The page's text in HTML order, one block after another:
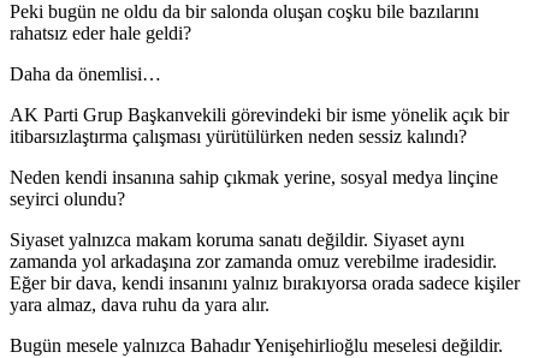
Peki bugün ne oldu da bir salonda oluşan coşku bile bazılarını
rahatsız eder hale geldi?
Daha da önemlisi…
AK Parti Grup Başkanvekili görevindeki bir isme yönelik açık bir
itibarsızlaştırma çalışması yürütülürken neden sessiz kalındı?
Neden kendi insanına sahip çıkmak yerine, sosyal medya linçine
seyirci olundu?
Siyaset yalnızca makam koruma sanatı değildir. Siyaset aynı
zamanda yol arkadaşına zor zamanda omuz verebilme iradesidir.
Eğer bir dava, kendi insanını yalnız bırakıyorsa orada sadece kişiler
yara almaz, dava ruhu da yara alır.
Bugün mesele yalnızca Bahadır Yenişehirlioğlu meselesi değildir.